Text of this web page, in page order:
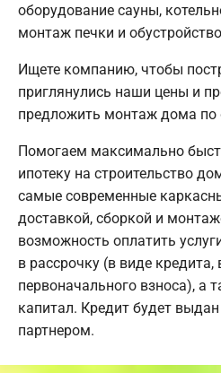
оборудование сауны,
монтаж печки и
Ищете компанию, чтобы
приглянулись наши цены и
предложить монтаж дома по
Помогаем максимально
ипотеку на строительство
самые современные
доставкой, сборкой и
возможность оплатить
в рассрочку (в виде кредита,
первоначального взноса), а
капитал. Кредит будет
партнером.